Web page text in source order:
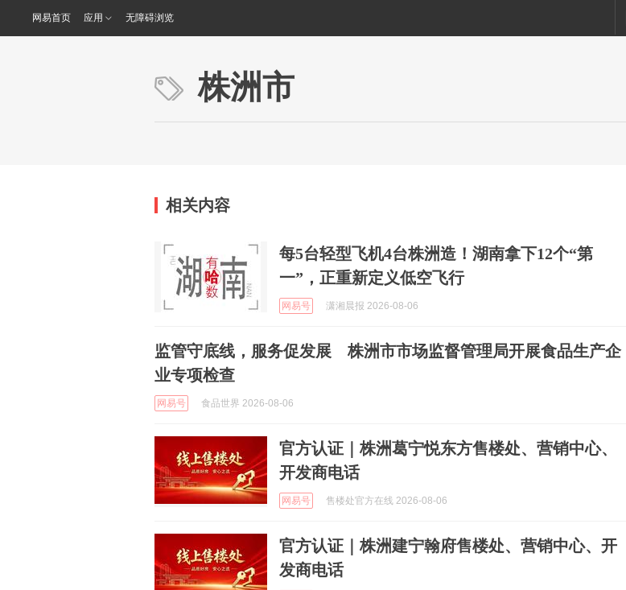
网易首页 应用 无障碍浏览
株洲市
相关内容
每5台轻型飞机4台株洲造！湖南拿下12个“第
一”，正重新定义低空飞行
网易号 潇湘晨报 2026-08-06
监管守底线，服务促发展 株洲市市场监督管理局开展食品生产企
业专项检查
网易号 食品世界 2026-08-06
官方认证｜株洲葛宁悦东方售楼处、营销中心、
开发商电话
网易号 售楼处官方在线 2026-08-06
官方认证｜株洲建宁翰府售楼处、营销中心、开
发商电话